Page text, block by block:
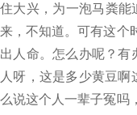
住大兴，为一泡马粪能
来，不知道。可有这个
出人命。怎么办呢？有
人呀，这是多少黄豆
么说这个人一辈子冤吗